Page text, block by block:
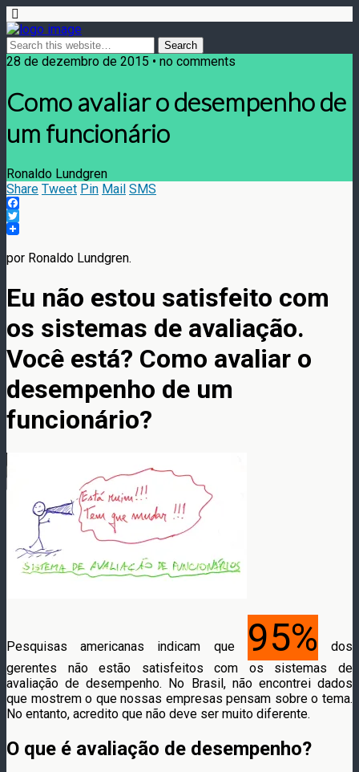
28 de dezembro de 2015 • no comments
Como avaliar o desempenho de
um funcionário
Ronaldo Lundgren
Share Tweet Pin Mail SMS
Facebook
Twitter
por Ronaldo Lundgren.
Eu não estou satisfeito com
os sistemas de avaliação.
Você está? Como avaliar o
desempenho de um
funcionário?
Pesquisas americanas indicam que 95% dos
gerentes não estão satisfeitos com os sistemas de
avaliação de desempenho. No Brasil, não encontrei dados
que mostrem o que nossas empresas pensam sobre o tema.
No entanto, acredito que não deve ser muito diferente.
O que é avaliação de desempenho?